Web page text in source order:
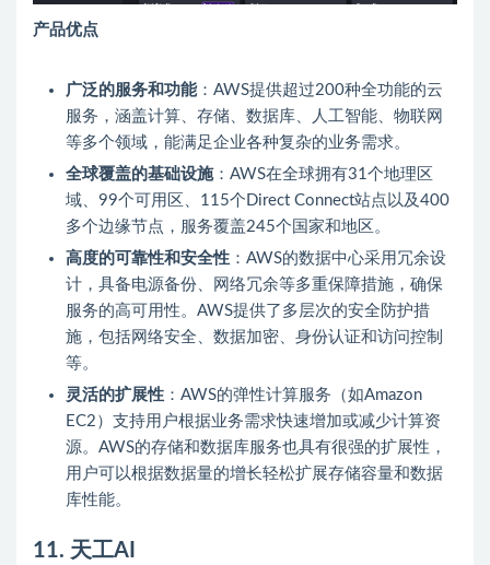
产品优点
广泛的服务和功能：AWS提供超过200种全功能的云
服务，涵盖计算、存储、数据库、人工智能、物联网
等多个领域，能满足企业各种复杂的业务需求。
全球覆盖的基础设施：AWS在全球拥有31个地理区
域、99个可用区、115个Direct Connect站点以及400
多个边缘节点，服务覆盖245个国家和地区。
高度的可靠性和安全性 ：AWS的数据中心采用冗余设
计，具备电源备份、网络冗余等多重保障措施，确保
服务的高可用性。AWS提供了多层次的安全防护措
施，包括网络安全、数据加密、身份认证和访问控制
等。
灵活的扩展性 ：AWS的弹性计算服务（如Amazon
EC2）支持用户根据业务需求快速增加或减少计算资
源。AWS的存储和数据库服务也具有很强的扩展性，
用户可以根据数据量的增长轻松扩展存储容量和数据
库性能。
11. 天工AI